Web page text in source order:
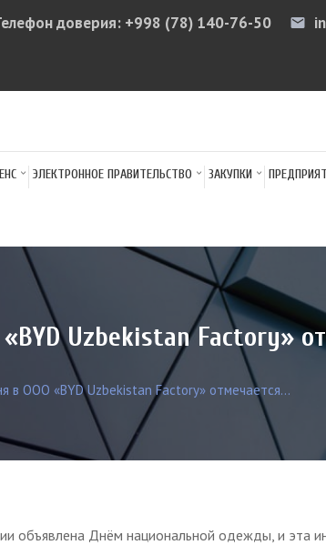
доверия: +998 (78) 140-76-50 email
ЭЛЕКТРОННОЕ ПРАВИТЕЛЬСТВО ЗАКУПКИ
Uzbekistan Factory»
в ООО «BYD Uzbekistan Factory» отмечается...
объявлена Днём национальной одежды, и эта